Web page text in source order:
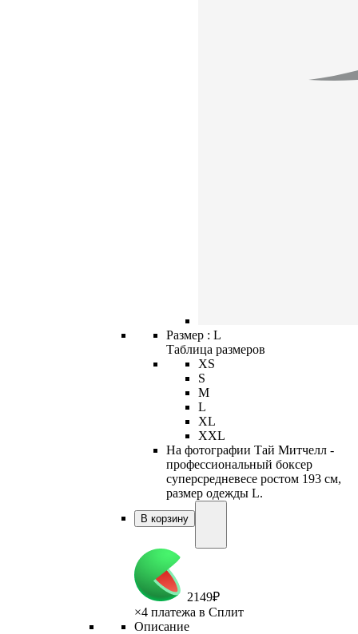
Размер : L
Таблица размеров
XS
S
M
L
XL
XXL
На фотографии Тай Митчелл -
профессиональный боксер
суперсредневесе ростом 193 см,
размер одежды L.
В корзину
2149₽
×4 платежа в Сплит
Описание